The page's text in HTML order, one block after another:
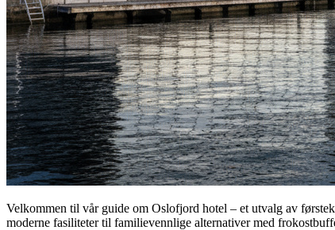
Velkommen til vår guide om Oslofjord hotel – et utvalg av
moderne fasiliteter til familievennlige alternativer med